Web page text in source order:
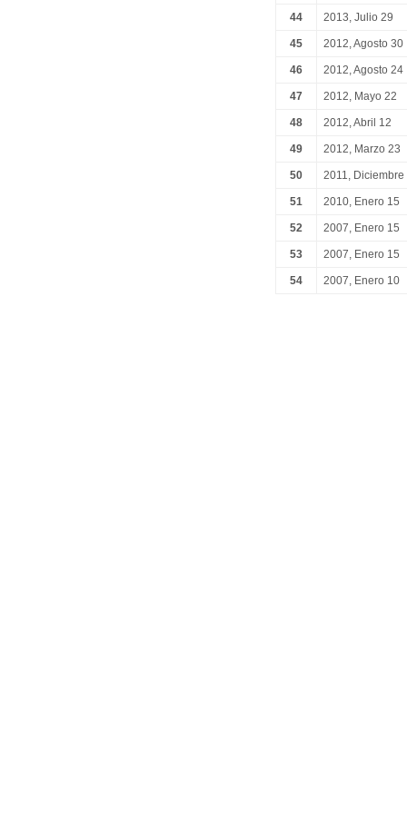
44 2013, Julio 29
45 2012, Agosto 30
46 2012, Agosto 24
47 2012, Mayo 22
48 2012, Abril 12
49 2012, Marzo 23
50 2011, Diciembre
51 2010, Enero 15
52 2007, Enero 15
53 2007, Enero 15
54 2007, Enero 10